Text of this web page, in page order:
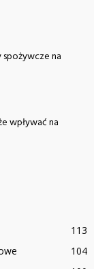
na
wpływać na
113
104